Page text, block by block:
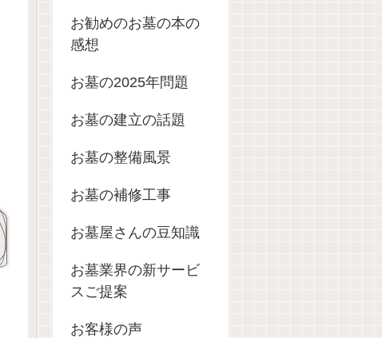
お勧めのお墓の本の
感想
お墓の2025年問題
お墓の建立の話題
お墓の整備風景
お墓の補修工事
お墓屋さんの豆知識
お墓業界の新サービ
スご提案
お客様の声